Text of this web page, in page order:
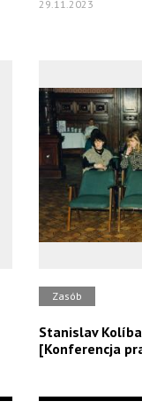
29.11.2023
Zasób
Stanislav
[Konferencja